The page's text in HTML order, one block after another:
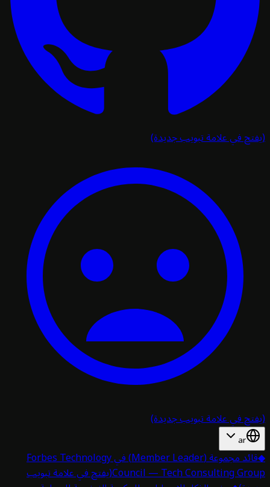
في علامة تبويب جديدة)
في علامة تبويب جديدة)
ar
قائد مجموعة (Member Leader) في Forbes Technology
Council — Tech Consulting(يفتح في علامة تبويب